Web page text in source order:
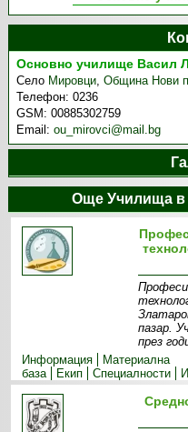
Основно училище Васил
Село Мировци,Община Нови
Телефон:0236
GSM:00885302759
Email:ou_mirovci@mail.bg
Още Училища в
пазар.
през
Информация
Материална
база
Екип Специалности